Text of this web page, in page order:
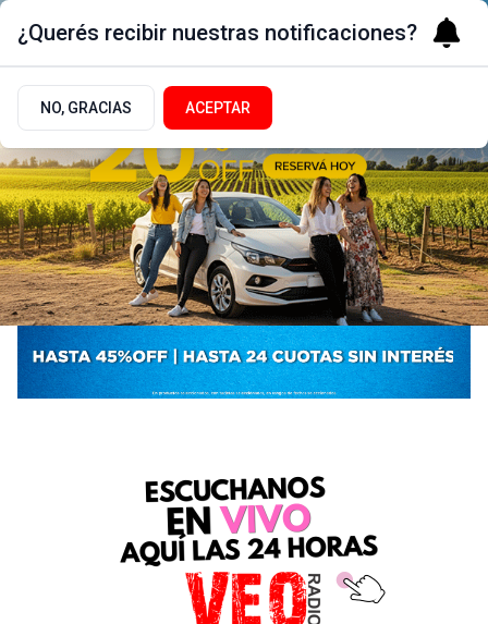
¿Querés recibir nuestras notificaciones?
NO, GRACIAS ACEPTAR